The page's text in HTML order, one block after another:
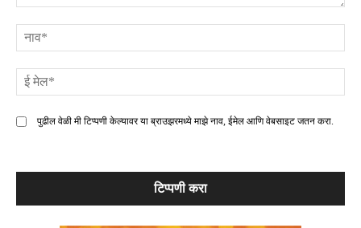
पुढील वेळी मी टिप्पणी केल्यावर या ब्राउझरमध्ये माझे नाव, ईमेल आणि वेबसाइट जतन करा.